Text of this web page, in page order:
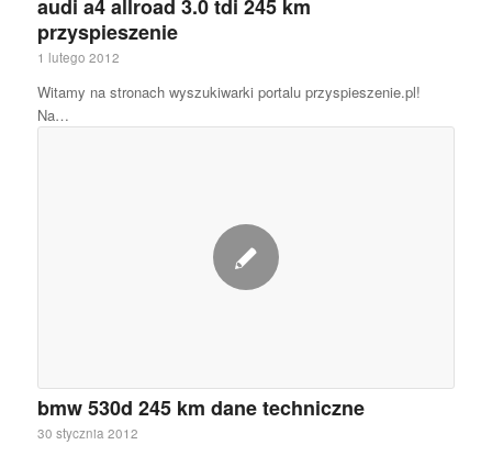
audi a4 allroad 3.0 tdi 245 km
przyspieszenie
1 lutego 2012
Witamy na stronach wyszukiwarki portalu przyspieszenie.pl!
Na…
bmw 530d 245 km dane techniczne
30 stycznia 2012